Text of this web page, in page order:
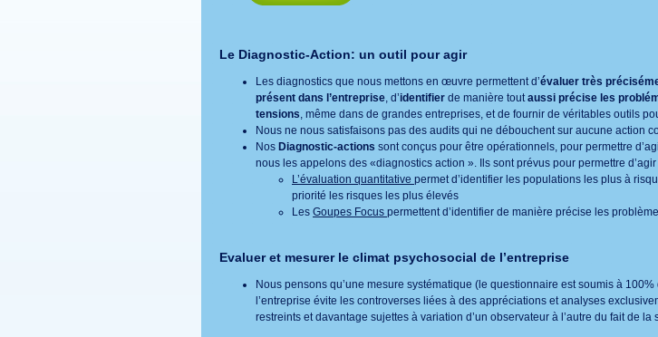
Le Diagnostic-Action: un outil pour agir
Les diagnostics que nous mettons en œuvre permettent d’évaluer très
présent dans l’entreprise, d’identifier de manière toutaussi précise les
tensions, même dans de grandes entreprises, et de fournir de véritables outils
Nous ne nous satisfaisons pas des audits qui ne débouchent sur aucune action
Nos Diagnostic-actions sont conçus pour être opérationnels, pour permettre
nous les appelons des «diagnostics action ». Ils sont prévus pour permettre
L’évaluation quantitative permet d’identifier les populations les plus à
priorité les risques les plus élevés
Les Goupes Focus permettent d’identifier de manière précise les
Evaluer et mesurer le climat psychosocial de l’entreprise
Nous pensons qu’une mesure systématique (le questionnaire est soumis à
l’entreprise évite les controverses liées à des appréciations et analyses
restreints et davantage sujettes à variation d’un observateur à l’autre du fait de la